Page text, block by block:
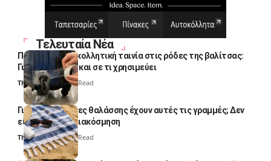
Τελευταία Νέα
Πολλοί βάζουν κολλητική ταινία στις ρόδες της βαλίτσας:
Γιατί το κάνουν και σε τι χρησιμεύει
Thali Ombre 4 Min Read
Γιατί οι πετσέτες θαλάσσης έχουν αυτές τις γραμμές; Δεν
είναι μόνο για διακόσμηση
Thali Ombre5 Min Read